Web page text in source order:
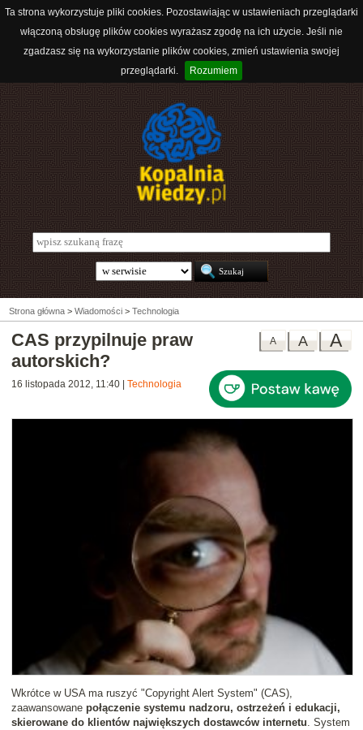
Ta strona wykorzystuje pliki cookies. Pozostawiając w ustawieniach przeglądarki
włączoną obsługę plików cookies wyrażasz zgodę na ich użycie. Jeśli nie
zgadzasz się na wykorzystanie plików cookies, zmień ustawienia swojej
przeglądarki.
Rozumiem
Strona główna > Wiadomości > Technologia
A
A
A
CAS przypilnuje praw
autorskich?
16 listopada 2012, 11:40 Technologia
Wkrótce w USA ma ruszyć "Copyright Alert System" (CAS),
zaawansowane połączenie systemu nadzoru, ostrzeżeń i edukacji,
skierowane do klientów największych dostawców internetu. System